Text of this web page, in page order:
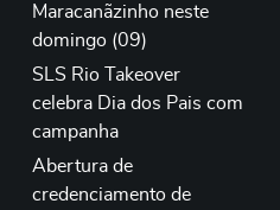
Maracanãzinho neste
domingo (09)
SLS Rio Takeover
celebra Dia dos Pais com
campanha
Abertura de
credenciamento de